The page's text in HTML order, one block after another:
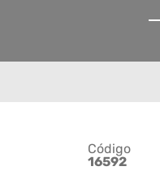
Código
16592